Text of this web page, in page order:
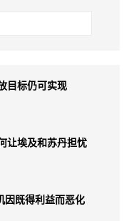
目标仍可实现
让埃及和苏丹担忧
因既得利益而恶化